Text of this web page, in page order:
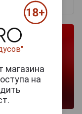
магазина
на